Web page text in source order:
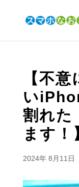
【不
い
割れた
ます！
2024年 8月11日